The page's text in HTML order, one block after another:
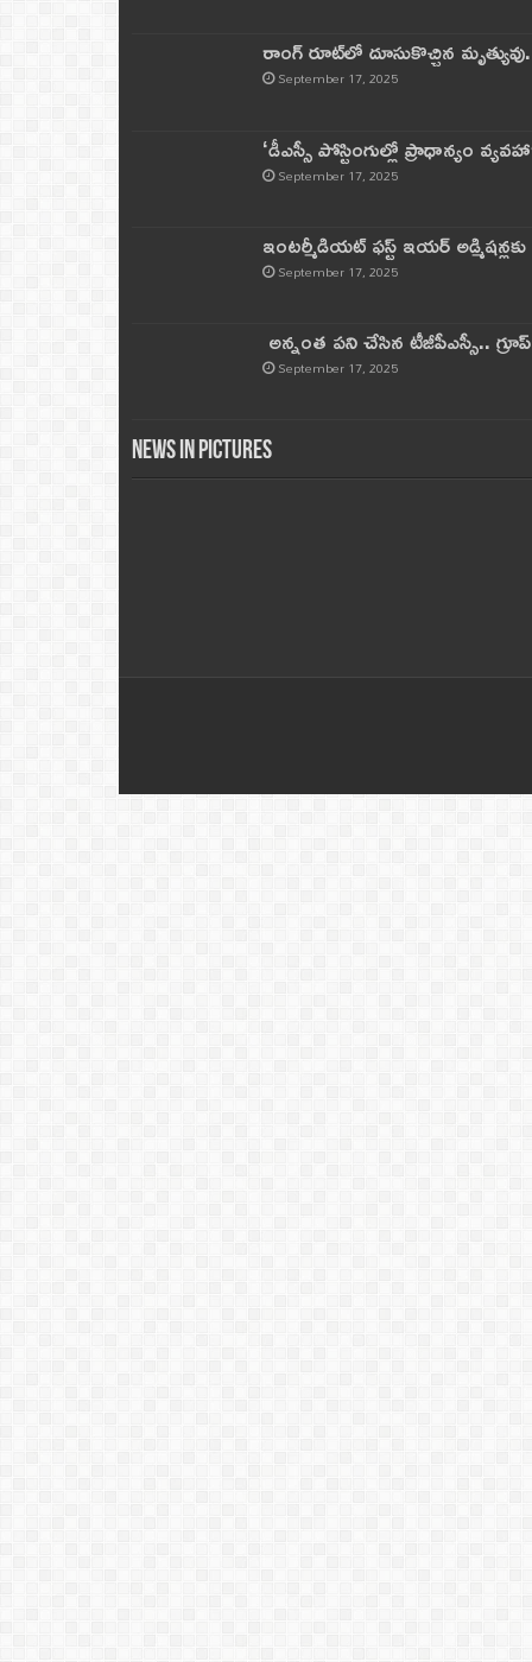
రాంగ్ రూట్‌లో దూసుకొచ్చిన
September 17, 2025
‘డీఎస్సీ పోస్టింగుల్లో ప్రాధాన్యం
September 17, 2025
ఇంటర్మీడియట్ ఫస్ట్‌ ఇయర్‌
September 17, 2025
అన్నంత పని చేసిన టీజీపీఎస్సీ..
September 17, 2025
News in Pictures